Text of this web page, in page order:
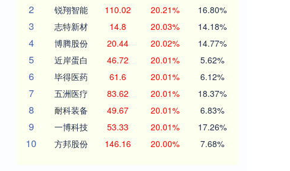
2 锐翔智能 110.02 20.21% 16.80%
3 志特新材 14.8 20.03% 14.18%
4 博腾股份 20.44 20.02% 14.77%
5 近岸蛋白 46.72 20.01% 5.62%
6 毕得医药 61.6 20.01% 6.12%
7 五洲医疗 83.62 20.01% 18.37%
8 耐科装备 49.67 20.01% 6.83%
9 一博科技 53.33 20.01% 17.26%
10 方邦股份 146.16 20.00% 7.68%